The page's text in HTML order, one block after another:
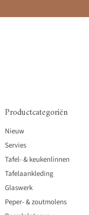
Productcategoriën
Nieuw
Servies
Tafel- & keukenlinnen
Tafelaankleding
Glaswerk
Peper- & zoutmolens